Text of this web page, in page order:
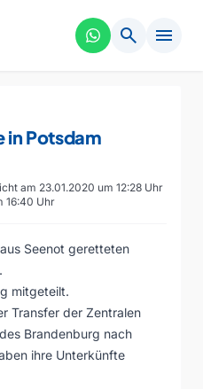
search menu
in Potsdam
am 23.01.2020 um 12:28 Uhr
16:40 Uhr
Seenot geretteten
mitgeteilt.
Transfer der Zentralen
Brandenburg nach
ihre Unterkünfte